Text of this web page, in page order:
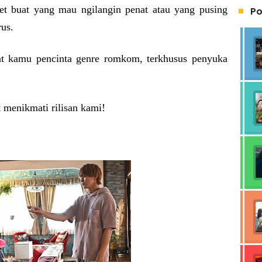
buat yang mau ngilangin penat atau yang pusing
kamu pencinta genre romkom, terkhusus penyuka
menikmati rilisan kami!